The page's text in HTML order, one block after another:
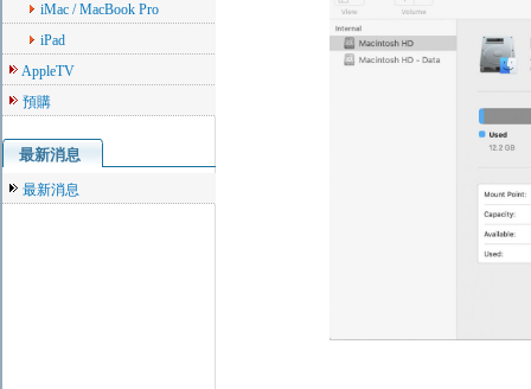
iMac / MacBook Pro
iPad
AppleTV
預購
最新消息
最新消息